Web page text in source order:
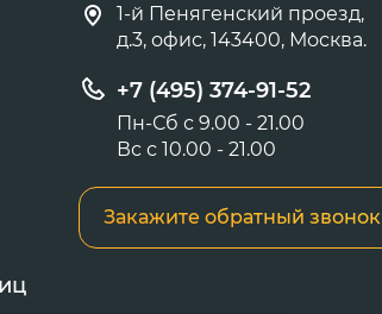
1-й Пенягенский проезд,
д.3, офис, 143400, Москва.
+7 (495) 374-91-52
Пн-Сб с 9.00 - 21.00
Вс с 10.00 - 21.00
Закажите обратный звонок